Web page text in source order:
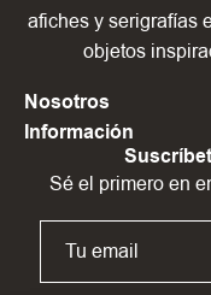
afiches y serigrafías
objetos
Nosotros
Información
Sé el primero en